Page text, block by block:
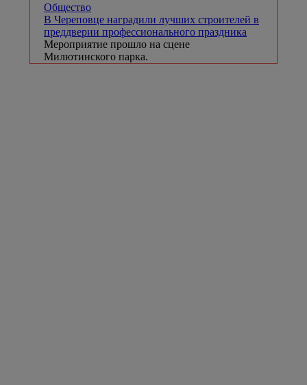
Общество
В Череповце наградили лучших строителей в
преддверии профессионального праздника
Мероприятие прошло на сцене
Милютинского парка.